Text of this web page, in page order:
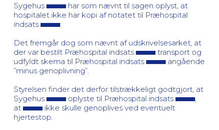
Sygehus
har som nævnt til sagen oplyst, at
hospitalet ikke har kopi af notatet til Præhospital
indsats
Det fremgår dog som nævnt af udskrivelsesarket, at
der var bestilt Præhospital indsats
transport og
udfyldt skema til Præhospital indsats
angående
”minus genoplivning”.
Styrelsen finder det derfor tilstrækkeligt godtgjort, at
Sygehus
oplyste til Præhospital indsats
at
ikke skulle genoplives ved eventuelt
hjertestop.